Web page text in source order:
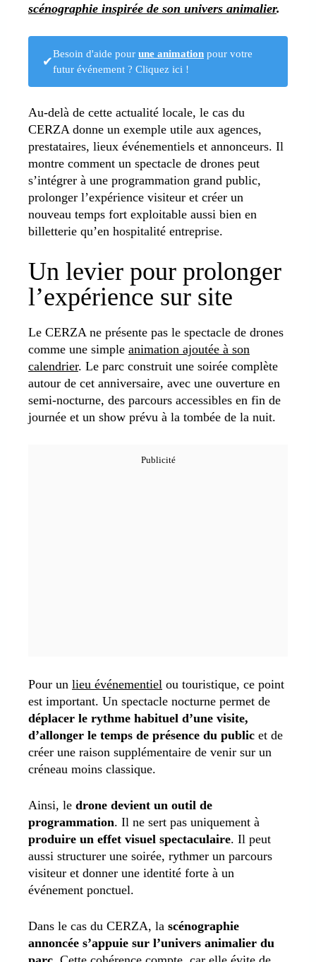
scénographie inspirée de son univers animalier.
✔
Besoin d'aide pour une animation pour votre
futur événement ? Cliquez ici !
Au-delà de cette actualité locale, le cas du
CERZA donne un exemple utile aux agences,
prestataires, lieux événementiels et annonceurs. Il
montre comment un spectacle de drones peut
s’intégrer à une programmation grand public,
prolonger l’expérience visiteur et créer un
nouveau temps fort exploitable aussi bien en
billetterie qu’en hospitalité entreprise.
Un levier pour prolonger
l’expérience sur site
Le CERZA ne présente pas le spectacle de drones
comme une simple animation ajoutée à son
calendrier. Le parc construit une soirée complète
autour de cet anniversaire, avec une ouverture en
semi-nocturne, des parcours accessibles en fin de
journée et un show prévu à la tombée de la nuit.
Pour un lieu événementiel ou touristique, ce point
est important. Un spectacle nocturne permet de
déplacer le rythme habituel d’une visite,
d’allonger le temps de présence du public et de
créer une raison supplémentaire de venir sur un
créneau moins classique.
Ainsi, le drone devient un outil de
programmation. Il ne sert pas uniquement à
produire un effet visuel spectaculaire. Il peut
aussi structurer une soirée, rythmer un parcours
visiteur et donner une identité forte à un
événement ponctuel.
Dans le cas du CERZA, la scénographie
annoncée s’appuie sur l’univers animalier du